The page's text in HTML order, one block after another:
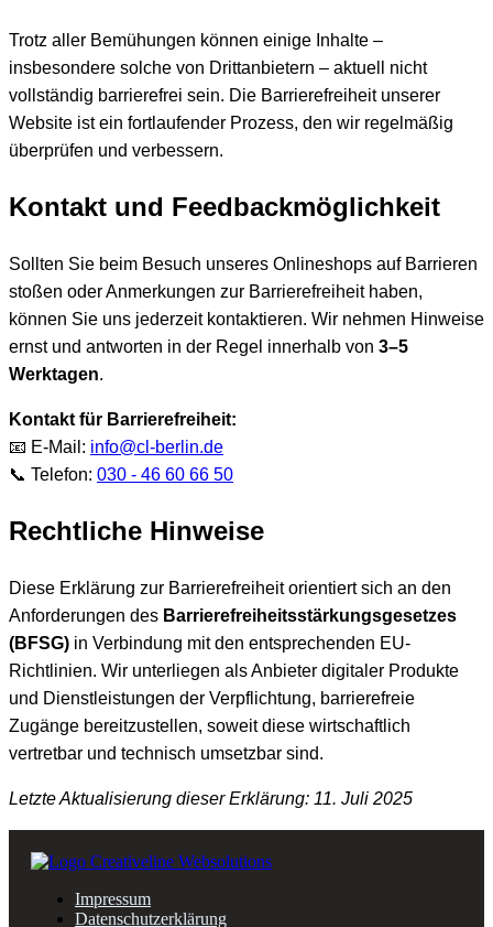
Trotz aller Bemühungen können einige Inhalte –
insbesondere solche von Drittanbietern – aktuell nicht
vollständig barrierefrei sein. Die Barrierefreiheit unserer
Website ist ein fortlaufender Prozess, den wir regelmäßig
überprüfen und verbessern.
Kontakt und Feedbackmöglichkeit
Sollten Sie beim Besuch unseres Onlineshops auf Barrieren
stoßen oder Anmerkungen zur Barrierefreiheit haben,
können Sie uns jederzeit kontaktieren. Wir nehmen Hinweise
ernst und antworten in der Regel innerhalb von 3–5
Werktagen.
Kontakt für Barrierefreiheit:
📧 E-Mail: info@cl-berlin.de
📞 Telefon: 030 - 46 60 66 50
Rechtliche Hinweise
Diese Erklärung zur Barrierefreiheit orientiert sich an den
Anforderungen des Barrierefreiheitsstärkungsgesetzes
(BFSG) in Verbindung mit den entsprechenden EU-
Richtlinien. Wir unterliegen als Anbieter digitaler Produkte
und Dienstleistungen der Verpflichtung, barrierefreie
Zugänge bereitzustellen, soweit diese wirtschaftlich
vertretbar und technisch umsetzbar sind.
Letzte Aktualisierung dieser Erklärung: 11. Juli 2025
Impressum
Datenschutzerklärung